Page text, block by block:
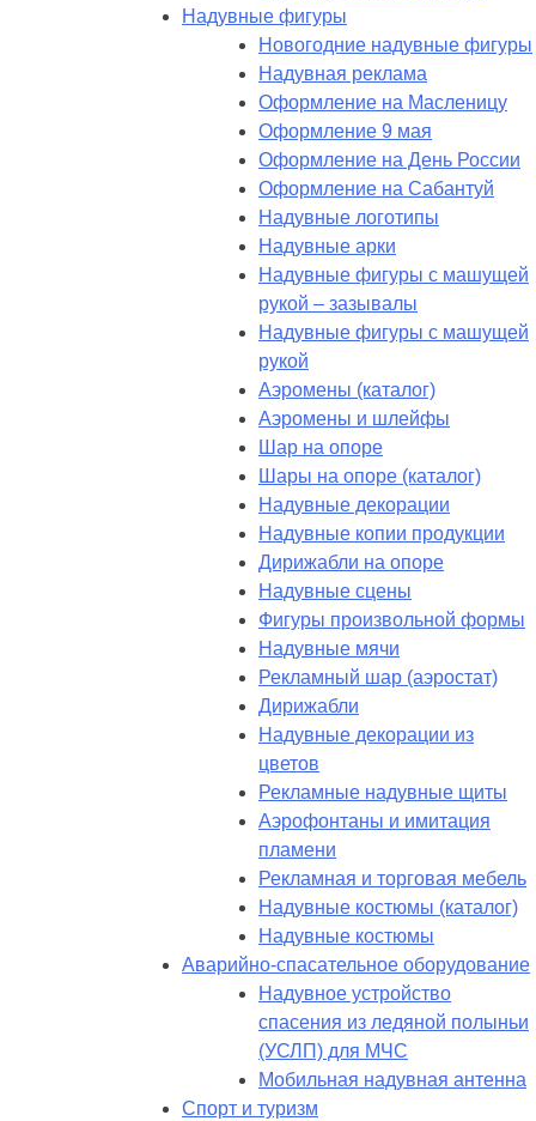
Надувные фигуры
Новогодние надувные фигуры
Надувная реклама
Оформление на Масленицу
Оформление 9 мая
Оформление на День России
Оформление на Сабантуй
Надувные логотипы
Надувные арки
Надувные фигуры с машущей
рукой – зазывалы
Надувные фигуры с машущей
рукой
Аэромены (каталог)
Аэромены и шлейфы
Шар на опоре
Шары на опоре (каталог)
Надувные декорации
Надувные копии продукции
Дирижабли на опоре
Надувные сцены
Фигуры произвольной формы
Надувные мячи
Рекламный шар (аэростат)
Дирижабли
Надувные декорации из
цветов
Рекламные надувные щиты
Аэрофонтаны и имитация
пламени
Рекламная и торговая мебель
Надувные костюмы (каталог)
Надувные костюмы
Аварийно-спасательное оборудование
Надувное устройство
спасения из ледяной полыньи
(УСЛП) для МЧС
Мобильная надувная антенна
Спорт и туризм